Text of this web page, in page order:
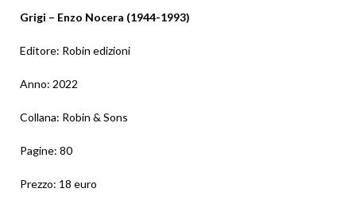
Grigi – Enzo Nocera (1944-1993)
Editore: Robin edizioni
Anno: 2022
Collana: Robin & Sons
Pagine: 80
Prezzo: 18 euro